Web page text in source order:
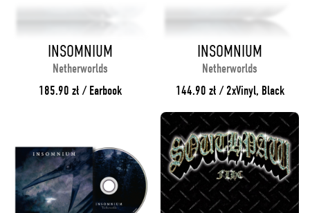
INSOMNIUM
Netherworlds
185.90 zł / Earbook
INSOMNIUM
Netherworlds
144.90 zł / 2xVinyl, Black